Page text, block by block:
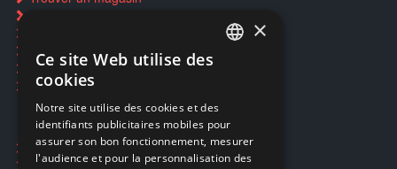
Restauration CD griffés
Réparations & SAV
Smartpoints
Ecogaming
ENGLISH
×
Ce site Web utilise des
cookies
Notre site utilise des cookies et des
identifiants publicitaires mobiles pour
assurer son bon fonctionnement, mesurer
l'audience et pour la personnalisation des